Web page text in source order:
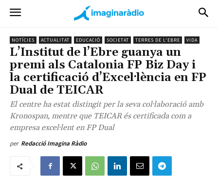
NOTÍCIES ACTUALITAT EDUCACIÓ SOCIETAT TERRES DE L'EBRE VIDA
L’Institut de l’Ebre guanya un
premi als Catalonia FP Biz Day i
la certificació d’Excel·lència en FP
Dual de TEICAR
El centre ha estat distingit per la seva col·laboració amb
Kronospan, mentre que TEICAR és certificada com a
empresa excel·lent en FP Dual
per Redacció Imagina Ràdio